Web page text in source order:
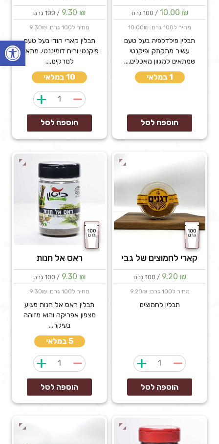
10.00 ₪ / 100 גרם
מחיר ל100 גרם: 10.00₪
תבלין פילדלפיה בעל טעם
עשיר מתקתק ופיקנטי
שמתאים למגוון מאכלים....
1 במלאי
הוספה לסל
9.30 ₪ / 100 גרם
מחיר ל100 גרם: 9.30₪
תבלין קארי הודי בעל טעם
פיקנטי וריח דומיננטי. מתאים
למרקים,...
10 במלאי
כמות
של
קארי
הודי
הוספה לסל
קארי לחמוצים של גבי
9.20 ₪ / 100 גרם
מחיר ל100 גרם: 9.20₪
תבלין לחמוצים
כמות
של
קארי
לחמוצים
של
הוספה לסל
ראס אל חנות
9.30 ₪ / 100 גרם
מחיר ל100 גרם: 9.30₪
תבלין ראס אל חנות מגיע
מצפון אפריקה והוא מזוהה
בעיקר...
5 במלאי
כמות
של
ראס
אל
חנות
הוספה לסל